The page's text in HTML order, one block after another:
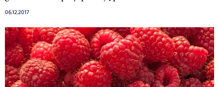
06.12.2017